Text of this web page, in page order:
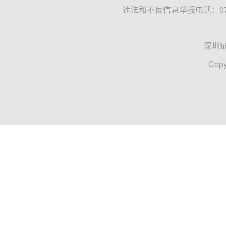
违法和不良信息举报电话：
深圳